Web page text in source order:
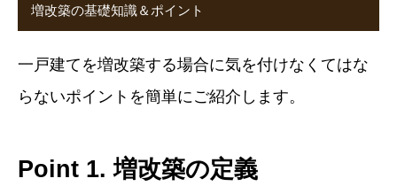
増改築の基礎知識＆ポイント
一戸建てを増改築する場合に気を付けなくてはな
らないポイントを簡単にご紹介します。
Point 1. 増改築の定義